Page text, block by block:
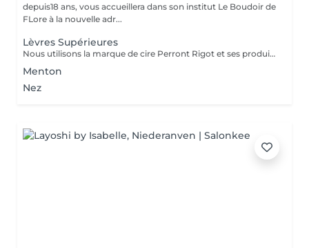
depuis18 ans, vous accueillera dans son institut Le Boudoir de
FLore à la nouvelle adr...
Lèvres Supérieures
Nous utilisons la marque de cire Perront Rigot et ses produits naturels assainissant et calmant pour otpimiser le soin d'épilation.
Menton
Nez